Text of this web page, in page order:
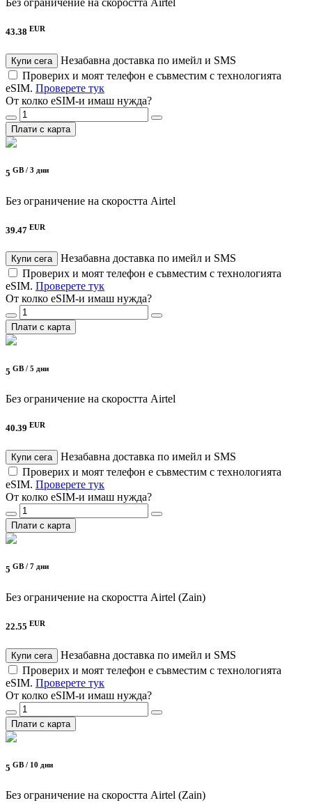
Без ограничение на скоростта Airtel
43.38 EUR
Купи сега
Незабавна доставка по имейл и SMS
Проверих и моят телефон е съвместим с технологията
eSIM. Проверете тук
От колко eSIM-и имаш нужда?
Плати с карта
5 GB / 3 дни
Без ограничение на скоростта Airtel
39.47 EUR
Купи сега
Незабавна доставка по имейл и SMS
Проверих и моят телефон е съвместим с технологията
eSIM. Проверете тук
От колко eSIM-и имаш нужда?
Плати с карта
5 GB / 5 дни
Без ограничение на скоростта Airtel
40.39 EUR
Купи сега
Незабавна доставка по имейл и SMS
Проверих и моят телефон е съвместим с технологията
eSIM. Проверете тук
От колко eSIM-и имаш нужда?
Плати с карта
5 GB / 7 дни
Без ограничение на скоростта Airtel (Zain)
22.55 EUR
Купи сега
Незабавна доставка по имейл и SMS
Проверих и моят телефон е съвместим с технологията
eSIM. Проверете тук
От колко eSIM-и имаш нужда?
Плати с карта
5 GB / 10 дни
Без ограничение на скоростта Airtel (Zain)